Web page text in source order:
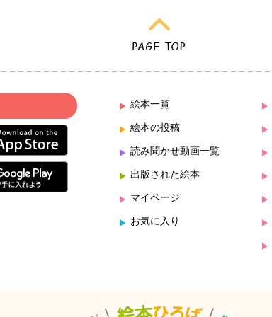
絵本一覧
絵本の投稿
読み聞かせ動画一覧
出版された絵本
マイページ
お気に入り